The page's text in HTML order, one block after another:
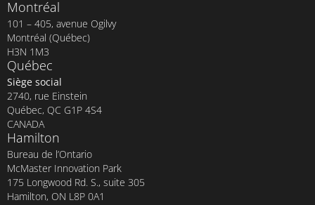
Montréal
101 – 405, avenue Ogilvy
Montréal (Québec)
H3N 1M3
Québec
Siège social
2740, rue Einstein
Québec, QC G1P 4S4
CANADA
Hamilton
Bureau de l’Ontario
McMaster Innovation Park
175 Longwood Rd. S., suite 305
Hamilton, ON L8P 0A1